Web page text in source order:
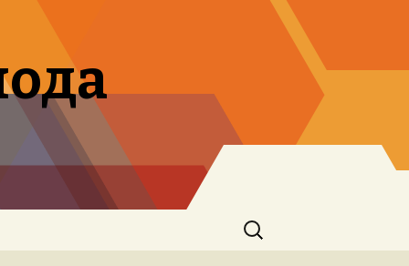
Search
for: